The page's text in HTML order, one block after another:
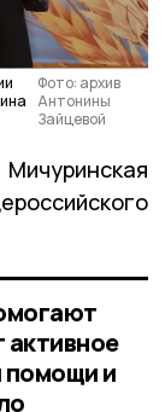
Фото: архив
Антонины
Зайцевой
помощи и